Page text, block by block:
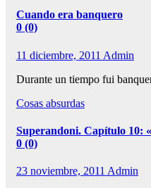
Cuando era banquero
0 (0)
11 diciembre, 2011 Admin
Durante un tiempo fui
Cosas absurdas
Superandoni. Capítulo 10:
0 (0)
23 noviembre, 2011 Admin